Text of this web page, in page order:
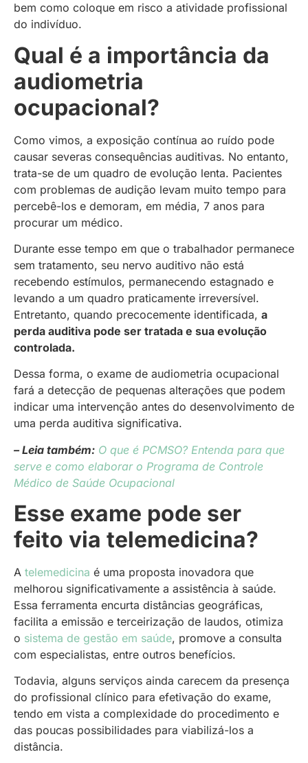
bem como coloque em risco a atividade profissional
do indivíduo.
Qual é a importância da
audiometria
ocupacional?
Como vimos, a exposição contínua ao ruído pode
causar severas consequências auditivas. No entanto,
trata-se de um quadro de evolução lenta. Pacientes
com problemas de audição levam muito tempo para
percebê-los e demoram, em média, 7 anos para
procurar um médico.
Durante esse tempo em que o trabalhador permanece
sem tratamento, seu nervo auditivo não está
recebendo estímulos, permanecendo estagnado e
levando a um quadro praticamente irreversível.
Entretanto, quando precocemente identificada, a
perda auditiva pode ser tratada e sua evolução
controlada.
Dessa forma, o exame de audiometria ocupacional
fará a detecção de pequenas alterações que podem
indicar uma intervenção antes do desenvolvimento de
uma perda auditiva significativa.
– Leia também: O que é PCMSO? Entenda para que
serve e como elaborar o Programa de Controle
Médico de Saúde Ocupacional
Esse exame pode ser
feito via telemedicina?
A telemedicina é uma proposta inovadora que
melhorou significativamente a assistência à saúde.
Essa ferramenta encurta distâncias geográficas,
facilita a emissão e terceirização de laudos, otimiza
o sistema de gestão em saúde, promove a consulta
com especialistas, entre outros benefícios.
Todavia, alguns serviços ainda carecem da presença
do profissional clínico para efetivação do exame,
tendo em vista a complexidade do procedimento e
das poucas possibilidades para viabilizá-los a
distância.